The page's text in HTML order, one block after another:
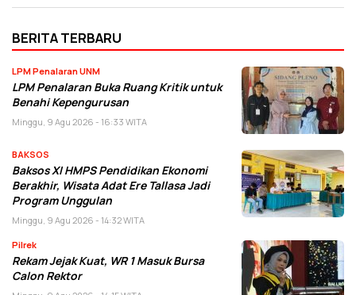
BERITA TERBARU
LPM Penalaran UNM
LPM Penalaran Buka Ruang Kritik untuk
Benahi Kepengurusan
Minggu, 9 Agu 2026 - 16:33 WITA
BAKSOS
Baksos XI HMPS Pendidikan Ekonomi
Berakhir, Wisata Adat Ere Tallasa Jadi
Program Unggulan
Minggu, 9 Agu 2026 - 14:32 WITA
Pilrek
Rekam Jejak Kuat, WR 1 Masuk Bursa
Calon Rektor